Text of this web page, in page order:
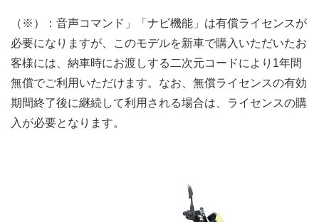
（※）：音声コマンド」「ナビ機能」は有償ライセンスが
必要になりますが、このモデルを新車で購入いただいたお
客様には、納車時にお渡しする二次元コードにより1年間
無償でご利用いただけます。なお、無償ライセンスの有効
期間終了後に継続して利用される場合は、ライセンスの購
入が必要となります。